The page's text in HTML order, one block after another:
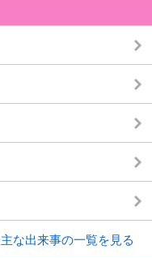
主な出来事の一覧を見る